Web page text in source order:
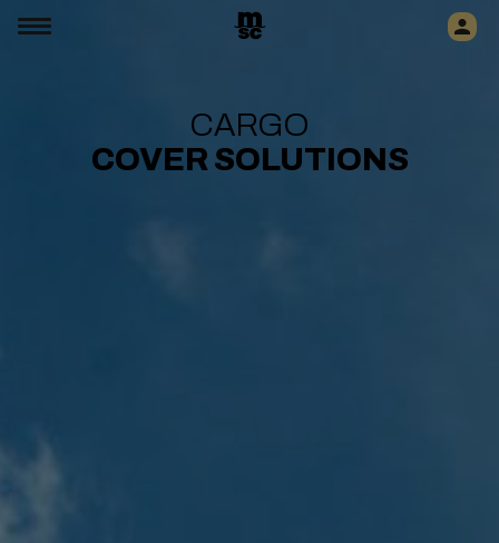
CARGO
COVER SOLUTIONS